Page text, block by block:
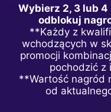
Wybierz 2, 3 lub
odblokuj
**Każdy z
wchodzących w
promocji
pochodzić z
**Wartość nagród
od